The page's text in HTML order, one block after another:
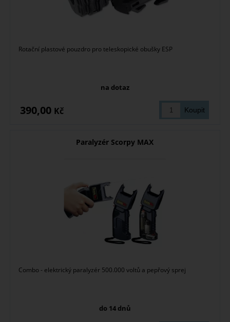
Rotační plastové pouzdro pro teleskopické obušky ESP
na dotaz
390,00 Kč
Paralyzér Scorpy MAX
Combo - elektrický paralyzér 500.000 voltů a pepřový sprej
do 14 dnů